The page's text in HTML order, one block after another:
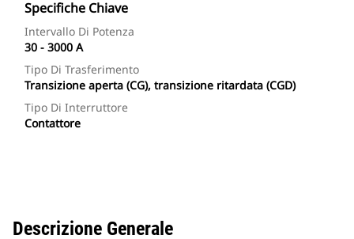
Specifiche Chiave
Intervallo Di Potenza
30 - 3000 A
Tipo Di Trasferimento
Transizione aperta (CG), transizione ritardata (CGD)
Tipo Di Interruttore
Contattore
Descrizione Generale